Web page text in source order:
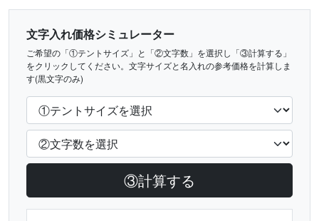
文字入れ価格シミュレーター
ご希望の「①テントサイズ」と「②文字数」を選択し「③計算する」
をクリックしてください。文字サイズと名入れの参考価格を計算しま
す(黒文字のみ)
③計算する